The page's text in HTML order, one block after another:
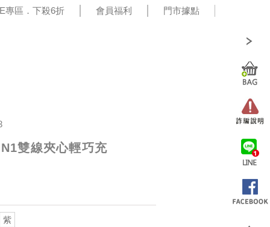
專區．下殺6折 會員福利
門市據點
雙線夾心輕巧充
紫